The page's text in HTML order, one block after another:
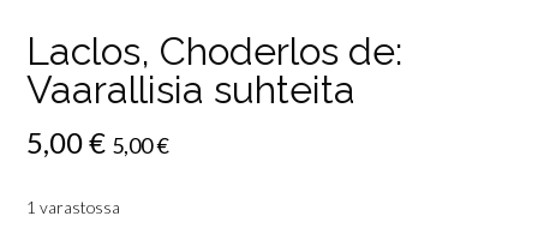
Laclos, Choderlos de:
Vaarallisia suhteita
5,00€ 5,00€
1 varastossa